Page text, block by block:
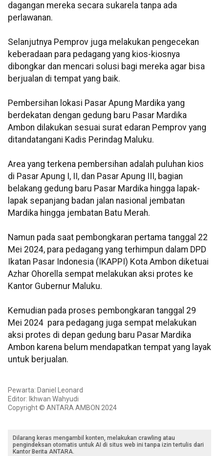
dagangan mereka secara sukarela tanpa ada
perlawanan.
Selanjutnya Pemprov juga melakukan pengecekan
keberadaan para pedagang yang kios-kiosnya
dibongkar dan mencari solusi bagi mereka agar bisa
berjualan di tempat yang baik.
Pembersihan lokasi Pasar Apung Mardika yang
berdekatan dengan gedung baru Pasar Mardika
Ambon dilakukan sesuai surat edaran Pemprov yang
ditandatangani Kadis Perindag Maluku.
Area yang terkena pembersihan adalah puluhan kios
di Pasar Apung I, II, dan Pasar Apung III, bagian
belakang gedung baru Pasar Mardika hingga lapak-
lapak sepanjang badan jalan nasional jembatan
Mardika hingga jembatan Batu Merah.
Namun pada saat pembongkaran pertama tanggal 22
Mei 2024, para pedagang yang terhimpun dalam DPD
Ikatan Pasar Indonesia (IKAPPI) Kota Ambon diketuai
Azhar Ohorella sempat melakukan aksi protes ke
Kantor Gubernur Maluku.
Kemudian pada proses pembongkaran tanggal 29
Mei 2024 para pedagang juga sempat melakukan
aksi protes di depan gedung baru Pasar Mardika
Ambon karena belum mendapatkan tempat yang layak
untuk berjualan.
Pewarta: Daniel Leonard
Editor: Ikhwan Wahyudi
Copyright © ANTARA AMBON 2024
Dilarang keras mengambil konten, melakukan crawling atau
pengindeksan otomatis untuk AI di situs web ini tanpa izin tertulis dari
Kantor Berita ANTARA.